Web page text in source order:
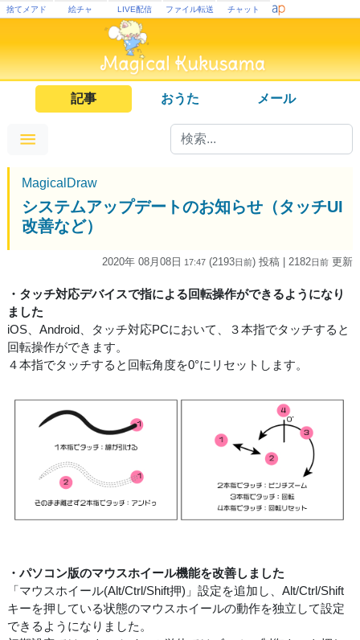
捨てメアド 絵チャ LIVE配信 ファイル転送 チャット
記事 おうた メール
MagicalDraw
システムアップデートのお知らせ（タッチUI
改善など）
2020年 08月08日 17:47 (2193日前) 投稿 | 2182日前 更新
・タッチ対応デバイスで指による回転操作ができるようになり
ました
iOS、Android、タッチ対応PCにおいて、３本指でタッチすると
回転操作ができます。
４本指でタッチすると回転角度を0°にリセットします。
・パソコン版のマウスホイール機能を改善しました
「マウスホイール(Alt/Ctrl/Shift押)」設定を追加し、Alt/Ctrl/Shift
キーを押している状態のマウスホイールの動作を独立して設定
できるようになりました。